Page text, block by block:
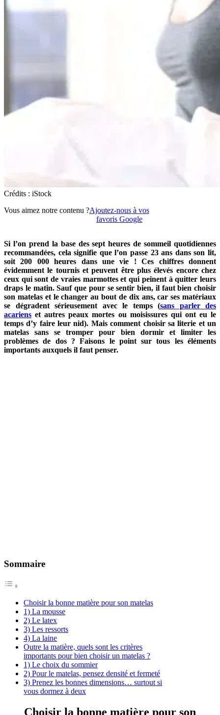
Crédits : iStock
Vous aimez notre contenu ?Ajoutez-nous à vos
favoris Google
Si l’on prend la base des sept heures de sommeil quotidiennes
recommandées, cela signifie que l’on passe 23 ans dans son lit,
soit 200 000 heures dans une vie ! Ces chiffres donnent
évidemment le tournis et peuvent être plus élevés encore chez
ceux qui sont de vraies marmottes et qui peinent à quitter leurs
draps le matin. Sauf que pour se sentir bien, il faut bien choisir
son matelas et le changer au bout de dix ans, car ses matériaux
se dégradent sérieusement avec le temps (sans parler des
acariens et autres peaux mortes ou moisissures qui ont eu le
temps d’y faire leur nid). Mais comment choisir sa literie et un
matelas sans se tromper pour bien dormir et limiter les
problèmes de dos ? Faisons le point sur tous les éléments
importants auxquels il faut penser.
Sommaire
Choisir la bonne matière pour son matelas
1) La mousse
2) Le latex
3) Les ressorts
4) La laine
Outre la matière, quels sont les critères
importants pour bien choisir un matelas ?
1) Le choix du sommier
2) Pour le matelas, pensez densité et fermeté
3) Prenez les bonnes dimensions… surtout si
vous dormez à deux
Choisir la bonne matière pour son